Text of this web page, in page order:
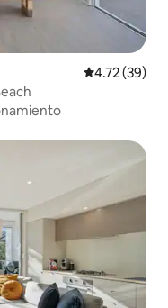
Calificación
4.72 (39)